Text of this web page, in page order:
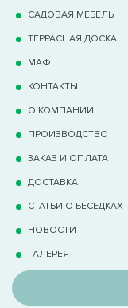
САДОВАЯ МЕБЕЛЬ
ТЕРРАCНАЯ ДОСКА
МАФ
КОНТАКТЫ
О КОМПАНИИ
ПРОИЗВОДСТВО
ЗАКАЗ И ОПЛАТА
ДОСТАВКА
СТАТЬИ О БЕСЕДКАХ
НОВОСТИ
ГАЛЕРЕЯ